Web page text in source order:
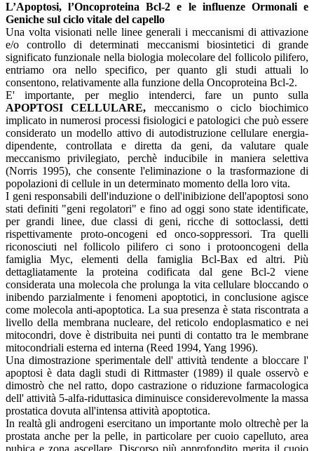
L’Apoptosi, l’Oncoproteina Bcl-2 e le influenze Ormonali e
Geniche sul ciclo vitale del capello
Una volta visionati nelle linee generali i meccanismi di attivazione
e/o controllo di determinati meccanismi biosintetici di grande
significato funzionale nella biologia molecolare del follicolo pilifero,
entriamo ora nello specifico, per quanto gli studi attuali lo
consentono, relativamente alla funzione della Oncoproteina Bcl-2.
E' importante, per meglio intenderci, fare un punto sulla
APOPTOSI CELLULARE, meccanismo o ciclo biochimico
implicato in numerosi processi fisiologici e patologici che può essere
considerato un modello attivo di autodistruzione cellulare energia-
dipendente, controllata e diretta da geni, da valutare quale
meccanismo privilegiato, perchè inducibile in maniera selettiva
(Norris 1995), che consente l'eliminazione o la trasformazione di
popolazioni di cellule in un determinato momento della loro vita.
I geni responsabili dell'induzione o dell'inibizione dell'apoptosi sono
stati definiti "geni regolatori" e fino ad oggi sono state identificate,
per grandi linee, due classi di geni, ricche di sottoclassi, detti
rispettivamente proto-oncogeni ed onco-soppressori. Tra quelli
riconosciuti nel follicolo pilifero ci sono i protooncogeni della
famiglia Myc, elementi della famiglia Bcl-Bax ed altri. Più
dettagliatamente la proteina codificata dal gene Bcl-2 viene
considerata una molecola che prolunga la vita cellulare bloccando o
inibendo parzialmente i fenomeni apoptotici, in conclusione agisce
come molecola anti-apoptotica. La sua presenza è stata riscontrata a
livello della membrana nucleare, del reticolo endoplasmatico e nei
mitocondri, dove è distribuita nei punti di contatto tra le membrane
mitocondriali esterna ed interna (Reed 1994, Yang 1996).
Una dimostrazione sperimentale dell' attività tendente a bloccare l'
apoptosi è data dagli studi di Rittmaster (1989) il quale osservò e
dimostrò che nel ratto, dopo castrazione o riduzione farmacologica
dell' attività 5-alfa-riduttasica diminuisce considerevolmente la massa
prostatica dovuta all'intensa attività apoptotica.
In realtà gli androgeni esercitano un importante molo oltrechè per la
prostata anche per la pelle, in particolare per cuoio capelluto, area